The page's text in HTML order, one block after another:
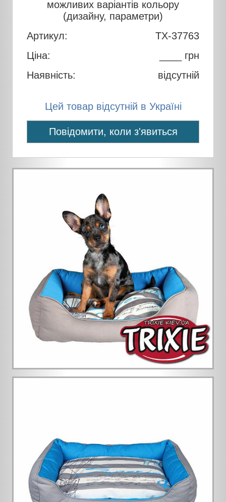
можливих варіантів кольору
(дизайну, параметри)
Артикул:
TX-37763
Ціна:
____ грн
Наявність:
відсутній
Цей товар відсутній в Україні
Повідомити, коли з'явиться